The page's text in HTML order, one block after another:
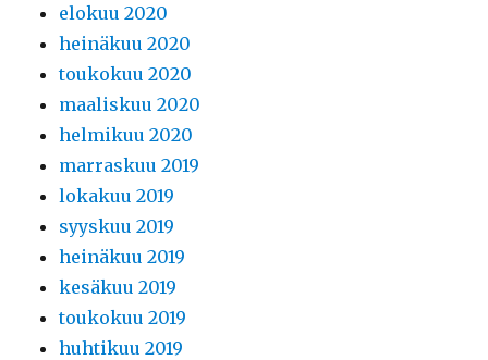
elokuu 2020
heinäkuu 2020
toukokuu 2020
maaliskuu 2020
helmikuu 2020
marraskuu 2019
lokakuu 2019
syyskuu 2019
heinäkuu 2019
kesäkuu 2019
toukokuu 2019
huhtikuu 2019